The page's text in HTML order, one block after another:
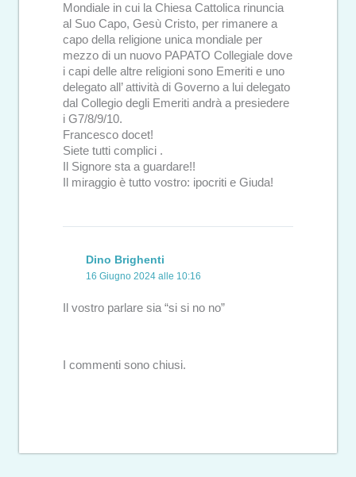
Mondiale in cui la Chiesa Cattolica rinuncia
al Suo Capo, Gesù Cristo, per rimanere a
capo della religione unica mondiale per
mezzo di un nuovo PAPATO Collegiale dove
i capi delle altre religioni sono Emeriti e uno
delegato all’ attività di Governo a lui delegato
dal Collegio degli Emeriti andrà a presiedere
i G7/8/9/10.
Francesco docet!
Siete tutti complici .
Il Signore sta a guardare!!
Il miraggio è tutto vostro: ipocriti e Giuda!
Dino Brighenti
16 Giugno 2024 alle 10:16
Il vostro parlare sia “si si no no”
I commenti sono chiusi.